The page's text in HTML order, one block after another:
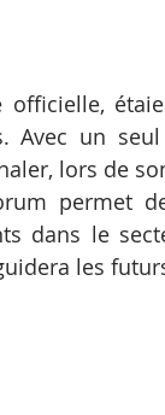
Avec un
lors de
permet
dans le
les